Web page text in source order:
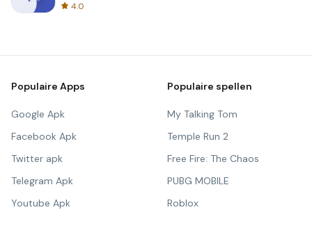
4.0
Populaire Apps
Google Apk
Facebook Apk
Twitter apk
Telegram Apk
Youtube Apk
Populaire spellen
My Talking Tom
Temple Run 2
Free Fire: The Chaos
PUBG MOBILE
Roblox